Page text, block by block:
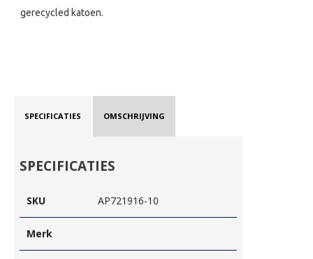
gerecycled katoen.
SPECIFICATIES OMSCHRIJVING
SPECIFICATIES
SKU AP721916-10
Merk